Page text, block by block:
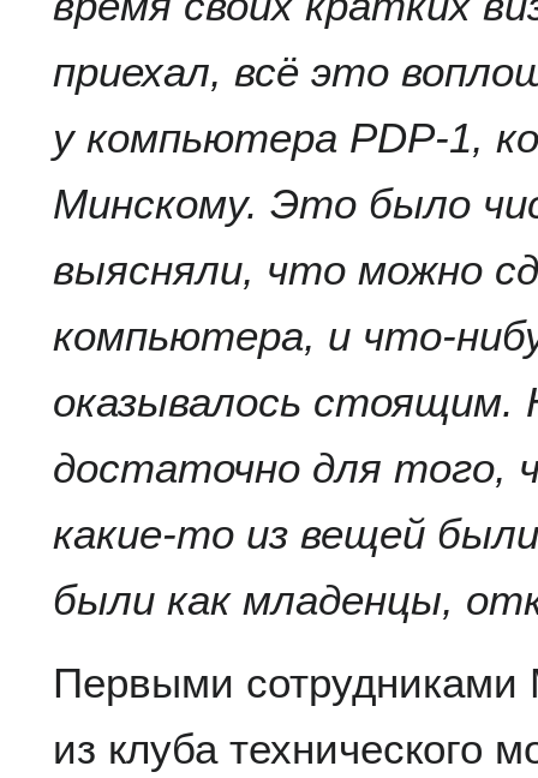
приехал, всё это
у компьютера PDP-1,
Минскому. Это было
выясняли, что можно
компьютера, и что-
оказывалось стоящим.
достаточно для того,
какие-то из вещей
были как младенцы,
Первыми сотрудниками
из клуба технического